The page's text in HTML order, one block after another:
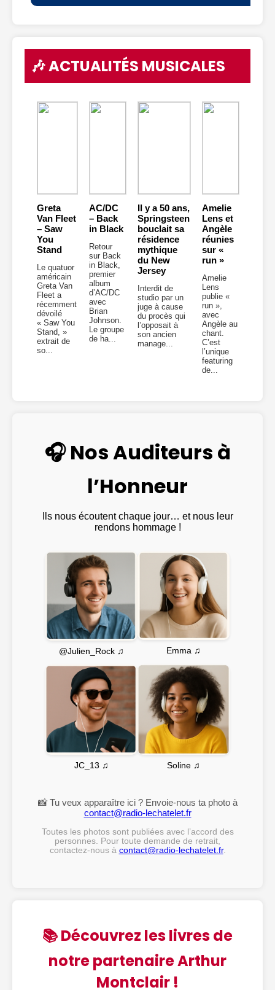
🎶 ACTUALITÉS MUSICALES
Greta
Van Fleet
– Saw
You
Stand
Le quatuor
américain
Greta Van
Fleet a
récemment
dévoilé
« Saw You
Stand, »
extrait de
so...
AC/DC
– Back
in Black
Retour
sur Back
in Black,
premier
album
d’AC/DC
avec
Brian
Johnson.
Le groupe
de ha...
Il y a 50 ans,
Springsteen
bouclait sa
résidence
mythique
du New
Jersey
Interdit de
studio par un
juge à cause
du procès qui
l’opposait à
son ancien
manage...
Amelie
Lens et
Angèle
réunies
sur «
run »
Amelie
Lens
publie «
run »,
avec
Angèle au
chant.
C’est
l’unique
featuring
de...
🎧 Nos Auditeurs à
l’Honneur
Ils nous écoutent chaque jour… et nous leur
rendons hommage !
@Julien_Rock ♫ Emma ♫
JC_13 ♫ Soline ♫
📸 Tu veux apparaître ici ? Envoie-nous ta photo à
contact@radio-lechatelet.fr
Toutes les photos sont publiées avec l’accord des
personnes. Pour toute demande de retrait,
contactez-nous à contact@radio-lechatelet.fr.
📚 Découvrez les livres de
notre partenaire Arthur
Montclair !